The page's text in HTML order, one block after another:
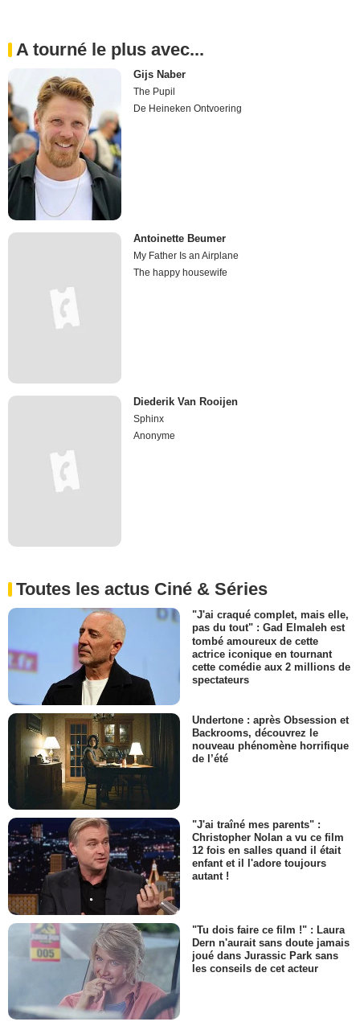
A tourné le plus avec...
Gijs Naber
The Pupil
De Heineken Ontvoering
Antoinette Beumer
My Father Is an Airplane
The happy housewife
Diederik Van Rooijen
Sphinx
Anonyme
Toutes les actus Ciné & Séries
"J'ai craqué complet, mais elle,
pas du tout" : Gad Elmaleh est
tombé amoureux de cette
actrice iconique en tournant
cette comédie aux 2 millions de
spectateurs
Undertone : après Obsession et
Backrooms, découvrez le
nouveau phénomène horrifique
de l’été
"J'ai traîné mes parents" :
Christopher Nolan a vu ce film
12 fois en salles quand il était
enfant et il l'adore toujours
autant !
"Tu dois faire ce film !" : Laura
Dern n'aurait sans doute jamais
joué dans Jurassic Park sans
les conseils de cet acteur